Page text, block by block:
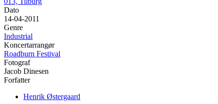
Dato
14-04-2011
Genre
Industrial
Koncertarrangør
Roadburn Festival
Fotograf
Jacob Dinesen
Forfatter
Henrik Østergaard